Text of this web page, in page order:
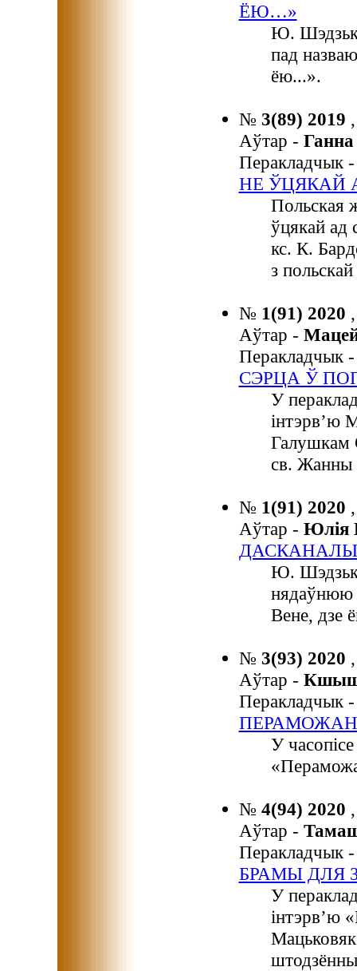
ЁЮ…»
Ю.
пад
ёю...».
№ 3(89) 2019
Аўтар -
Перакладчык
НЕ ЎЦЯКАЙ
Польская
ўцякай ад
кс. К.
з
№ 1(91) 2020
Аўтар -
Перакладчык
СЭРЦА Ў
У
інтэрв’ю
Галушкам
св. Жанны
№ 1(91) 2020
Аўтар -
Ю.
нядаўнюю
Вене, дзе
№ 3(93) 2020
Аўтар -
Перакладчык
У
№ 4(94) 2020
Аўтар -
Перакладчык
БРАМЫ ДЛЯ
У
інтэрв’ю